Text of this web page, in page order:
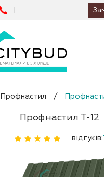
Профнастил /
Профнастил Т-12
відгуків: